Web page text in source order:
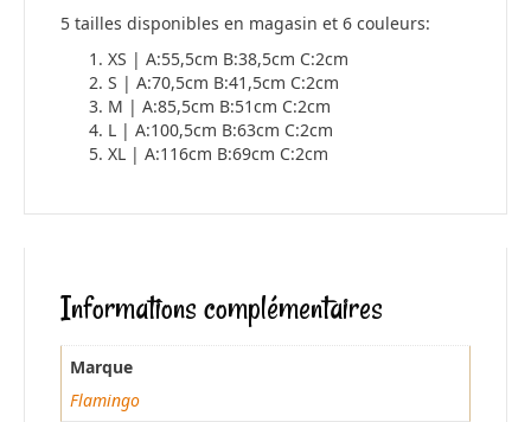
5 tailles disponibles en magasin et 6 couleurs:
XS | A:55,5cm B:38,5cm C:2cm
S | A:70,5cm B:41,5cm C:2cm
M | A:85,5cm B:51cm C:2cm
L | A:100,5cm B:63cm C:2cm
XL | A:116cm B:69cm C:2cm
Informations complémentaires
Marque
Flamingo